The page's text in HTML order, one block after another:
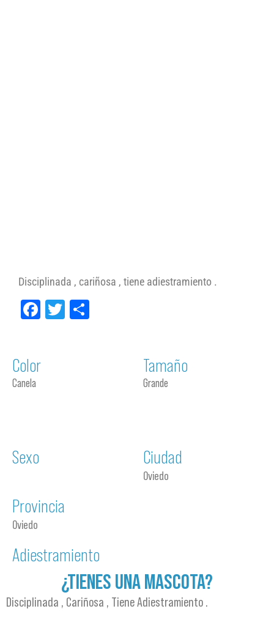
Disciplinada , cariñosa , tiene adiestramiento .
Facebook
Twitter
Color
Canela
Tamaño
Grande
Sexo Ciudad
Oviedo
Provincia
Oviedo
Adiestramiento
¿TIENES UNA MASCOTA?
Disciplinada , Cariñosa , Tiene Adiestramiento .